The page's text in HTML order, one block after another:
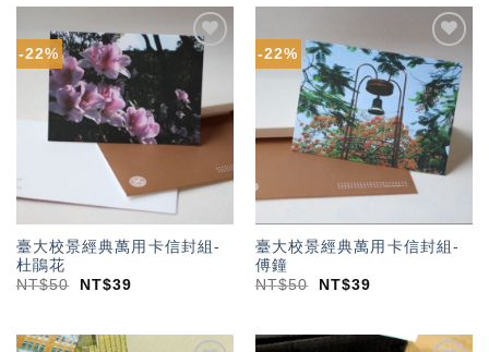
-22%
加入
「願
望輕
單」
臺大校景經典萬用卡信封組-
杜鵑花
NT$50 NT$39
-22%
加入
「願
望輕
單」
臺大校景經典萬用卡信封組-
傅鐘
NT$50 NT$39